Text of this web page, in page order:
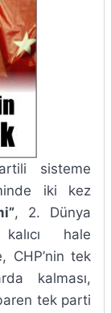
sisteme
iki kez
, 2. Dünya
hale
CHP’nin tek
kalması,
tek parti